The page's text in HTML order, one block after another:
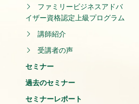
ファミリービジネスアドバ
イザー資格認定上級プログラム
講師紹介
受講者の声
セミナー
過去のセミナー
セミナーレポート